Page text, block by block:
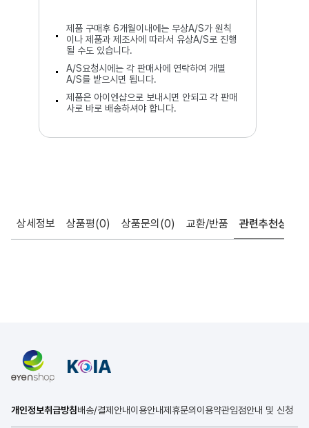
제품 구매후 6개월이내에는 무상A/S가 원칙
이나 제품과 제조사에 따라서 유상A/S로 진행
될 수도 있습니다.
A/S요청시에는 각 판매사에 연락하여 개별
A/S를 받으시면 됩니다.
제품은 아이엔샵으로 보내시면 안되고 각 판매
사로 바로 배송하셔야 합니다.
상세정보 상품평(0) 상품문의 (0) 교환/반품 관련추천상품
개인정보취급방침배송/결제안내이용안내제휴문의 이용약관입점안내 및 신청